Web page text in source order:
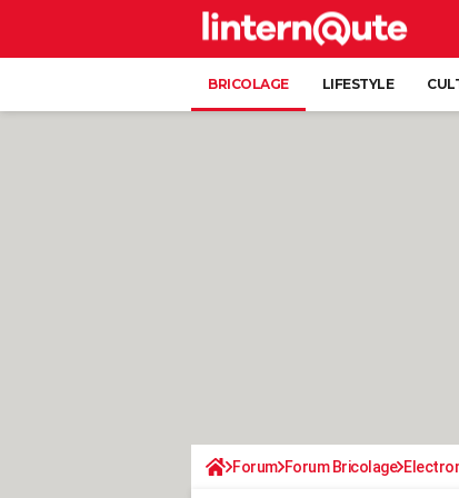
BRICOLAGE LIFESTYLE
Forum Forum Bricolage